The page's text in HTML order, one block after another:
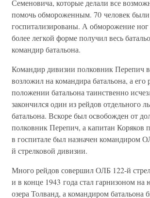
Семеновича, которые делали все
помочь обмороженным. 70 человек были
госпитализированы. А обморожение
более легкой форме получил весь
командир батальона.
Командир дивизии полковник Перепич
возложил на командира батальона, а
положении батальона таинственно
закончился один из рейдов отдельного
батальона. Вскоре был освобожден от
полковник Перепич, а капитан Коряков
в госпитале был назначен командиром
й стрелковой дивизии.
Много рейдов совершил ОЛБ 122-й
и в конце 1943 года стал гарнизоном
озера Толванд, а командиром батальона